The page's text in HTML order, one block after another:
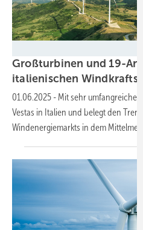
Großturbinen und 19-
italienischen
01.06.2025 - Mit sehr umfangreichen
Vestas in Italien und belegt den
Windenergiemarkts in dem